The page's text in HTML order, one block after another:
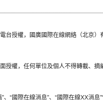
台授權，國廣國際在線網絡（北京）
授權，任何單位及個人不得轉載、摘
“國際在線消息”、“國際在線XX消息